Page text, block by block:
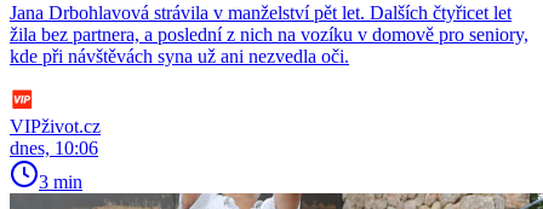
Jana Drbohlavová strávila v manželství pět let. Dalších čtyřicet let
žila bez partnera, a poslední z nich na vozíku v domově pro seniory,
kde při návštěvách syna už ani nezvedla oči.
VIPživot.cz
dnes, 10:06
3 min